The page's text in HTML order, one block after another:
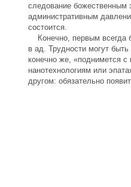
следование божественным
административным
состоится.
Конечно, первым всегда
в ад. Трудности могут
конечно же, «поднимется
нанотехнологиям или
другом: обязательно